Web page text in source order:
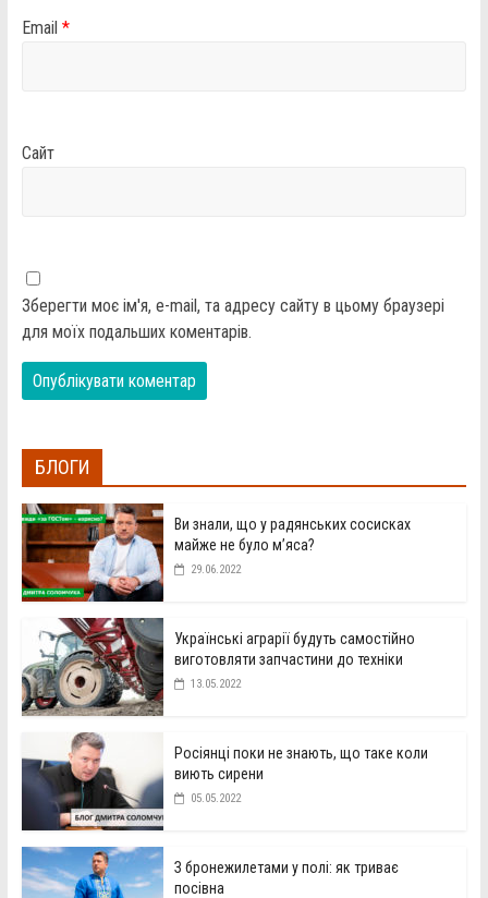
Email *
Сайт
Зберегти моє ім'я, e-mail, та адресу сайту в цьому браузері
для моїх подальших коментарів.
БЛОГИ
Ви знали, що у радянських сосисках
майже не було м’яса?
29.06.2022
Українські аграрії будуть самостійно
виготовляти запчастини до техніки
13.05.2022
Росіянці поки не знають, що таке коли
виють сирени
05.05.2022
З бронежилетами у полі: як триває
посівна